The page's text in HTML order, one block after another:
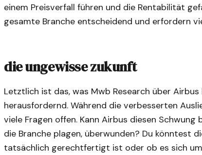
einem Preisverfall führen und die Rentabilität
gesamte Branche entscheidend und erfordern
die ungewisse zukunft
Letztlich ist das, was Mwb Research über
herausfordernd. Während die verbesserten
viele Fragen offen. Kann Airbus diesen
die Branche plagen, überwunden? Du könntest
tatsächlich gerechtfertigt ist oder ob es sich